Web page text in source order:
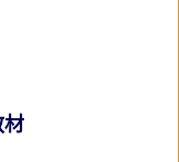
材